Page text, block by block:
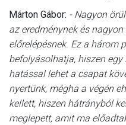
Márton Gábor: - Nagyon
az eredménynek és
előrelépésnek. Ez a három
befolyásolhatja, hiszen
hatással lehet a csapat
nyertünk, mégha a végén
kellett, hiszen hátrányból
meglepett, amit ma